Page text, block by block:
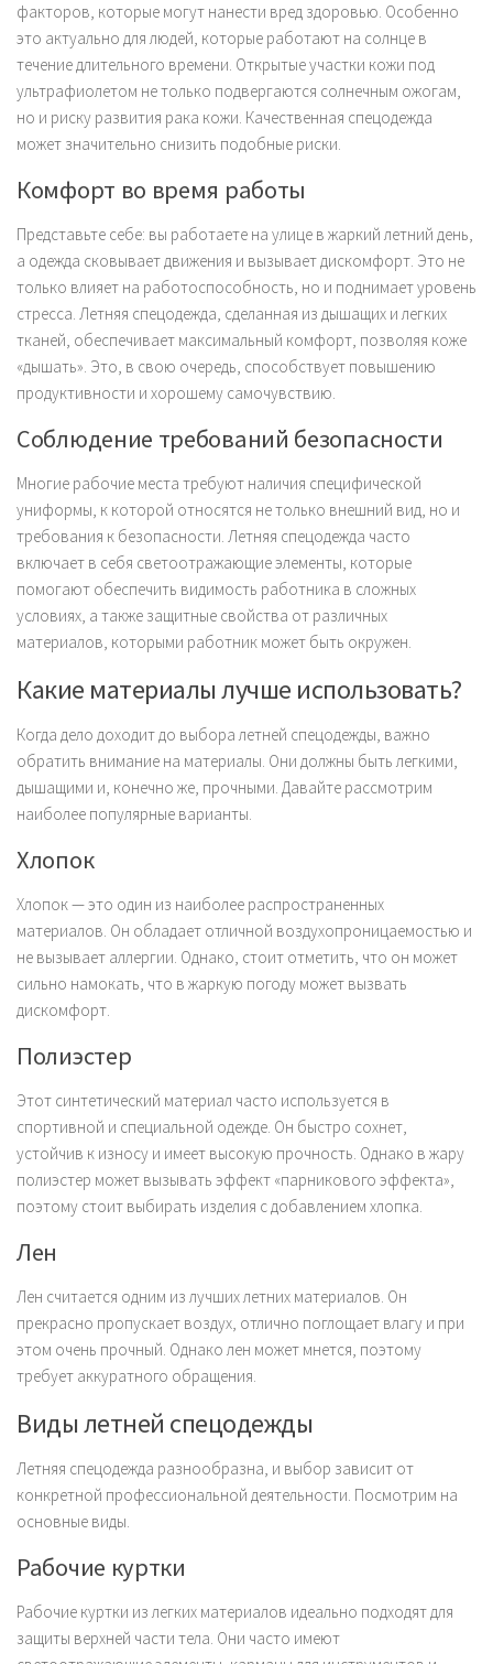
факторов, которые могут нанести вред здоровью. Особенно
это актуально для людей, которые работают на солнце в
течение длительного времени. Открытые участки кожи под
ультрафиолетом не только подвергаются солнечным ожогам,
но и риску развития рака кожи. Качественная спецодежда
может значительно снизить подобные риски.
Комфорт во время работы
Представьте себе: вы работаете на улице в жаркий летний день,
а одежда сковывает движения и вызывает дискомфорт. Это не
только влияет на работоспособность, но и поднимает уровень
стресса. Летняя спецодежда, сделанная из дышащих и легких
тканей, обеспечивает максимальный комфорт, позволяя коже
«дышать». Это, в свою очередь, способствует повышению
продуктивности и хорошему самочувствию.
Соблюдение требований безопасности
Многие рабочие места требуют наличия специфической
униформы, к которой относятся не только внешний вид, но и
требования к безопасности. Летняя спецодежда часто
включает в себя светоотражающие элементы, которые
помогают обеспечить видимость работника в сложных
условиях, а также защитные свойства от различных
материалов, которыми работник может быть окружен.
Какие материалы лучше использовать?
Когда дело доходит до выбора летней спецодежды, важно
обратить внимание на материалы. Они должны быть легкими,
дышащими и, конечно же, прочными. Давайте рассмотрим
наиболее популярные варианты.
Хлопок
Хлопок — это один из наиболее распространенных
материалов. Он обладает отличной воздухопроницаемостью и
не вызывает аллергии. Однако, стоит отметить, что он может
сильно намокать, что в жаркую погоду может вызвать
дискомфорт.
Полиэстер
Этот синтетический материал часто используется в
спортивной и специальной одежде. Он быстро сохнет,
устойчив к износу и имеет высокую прочность. Однако в жару
полиэстер может вызывать эффект «парникового эффекта»,
поэтому стоит выбирать изделия с добавлением хлопка.
Лен
Лен считается одним из лучших летних материалов. Он
прекрасно пропускает воздух, отлично поглощает влагу и при
этом очень прочный. Однако лен может мнется, поэтому
требует аккуратного обращения.
Виды летней спецодежды
Летняя спецодежда разнообразна, и выбор зависит от
конкретной профессиональной деятельности. Посмотрим на
основные виды.
Рабочие куртки
Рабочие куртки из легких материалов идеально подходят для
защиты верхней части тела. Они часто имеют